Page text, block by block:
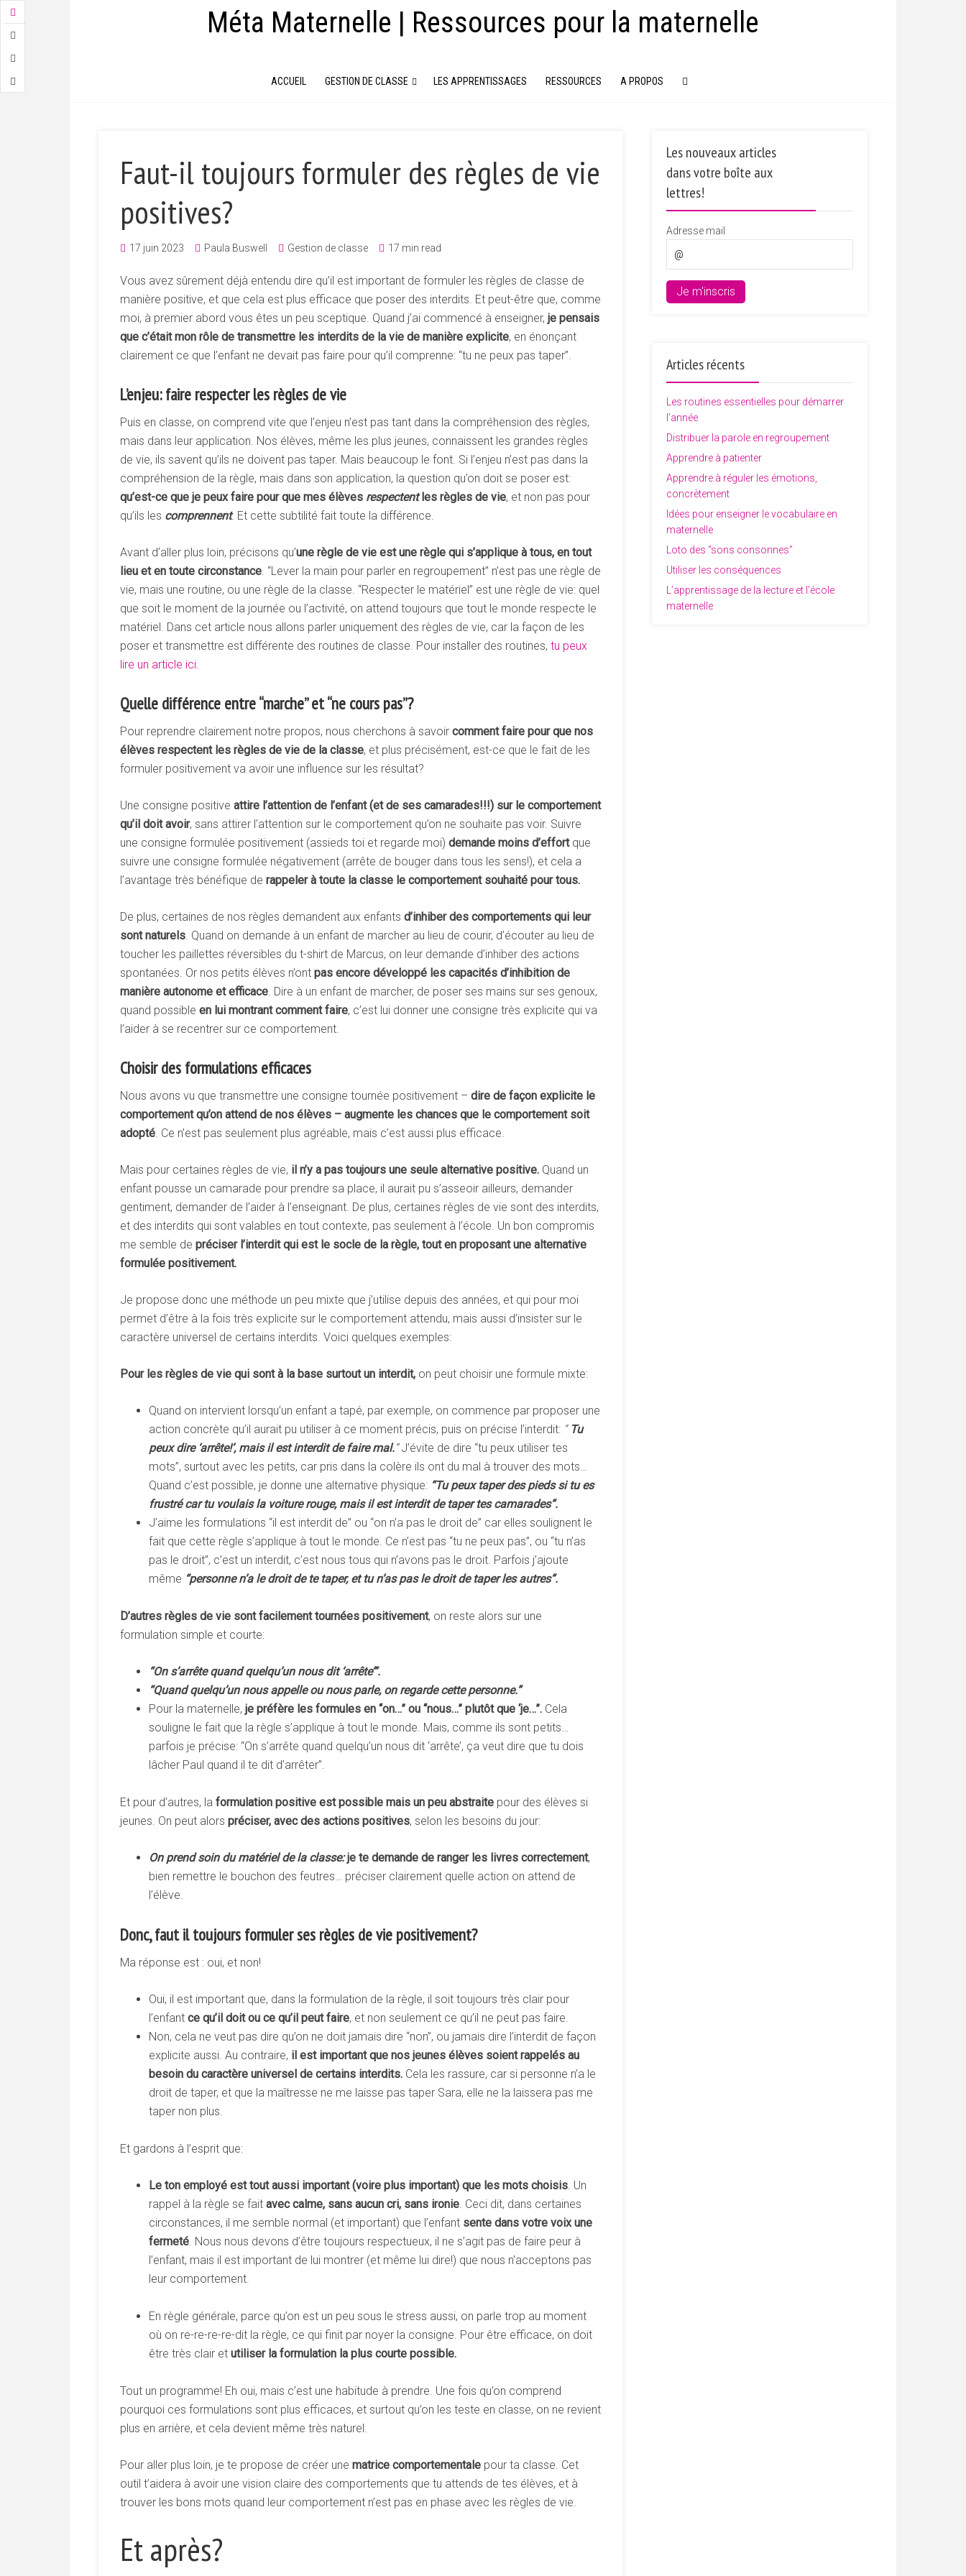
Méta Maternelle | Ressources pour la maternelle
ACCUEIL GESTION DE CLASSE LES APPRENTISSAGES RESSOURCES A PROPOS
Faut-il toujours formuler des règles de vie
positives?
17 juin 2023 Paula Buswell Gestion de classe 17 min read
Vous avez sûrement déjà entendu dire qu’il est important de formuler les règles de classe de
manière positive, et que cela est plus efficace que poser des interdits. Et peut-être que, comme
moi, à premier abord vous êtes un peu sceptique. Quand j’ai commencé à enseigner, je pensais
que c’était mon rôle de transmettre les interdits de la vie de manière explicite, en énonçant
clairement ce que l’enfant ne devait pas faire pour qu’il comprenne: “tu ne peux pas taper”.
L’enjeu: faire respecter les règles de vie
Puis en classe, on comprend vite que l’enjeu n’est pas tant dans la compréhension des règles,
mais dans leur application. Nos élèves, même les plus jeunes, connaissent les grandes règles
de vie, ils savent qu’ils ne doivent pas taper. Mais beaucoup le font. Si l’enjeu n’est pas dans la
compréhension de la règle, mais dans son application, la question qu’on doit se poser est:
qu’est-ce que je peux faire pour que mes élèves respectentles règles de vie, et non pas pour
qu’ils les comprennent. Et cette subtilité fait toute la différence.
Avant d’aller plus loin, précisons qu’une règle de vie est une règle qui s’applique à tous, en tout
lieu et en toute circonstance. “Lever la main pour parler en regroupement” n’est pas une règle de
vie, mais une routine, ou une règle de la classe. “Respecter le matériel” est une règle de vie: quel
que soit le moment de la journée ou l’activité, on attend toujours que tout le monde respecte le
matériel. Dans cet article nous allons parler uniquement des règles de vie, car la façon de les
poser et transmettre est différente des routines de classe. Pour installer des routines, tu peux
lire un article ici.
Quelle différence entre “marche” et “ne cours pas”?
Pour reprendre clairement notre propos, nous cherchons à savoir comment faire pour que nos
élèves respectent les règles de vie de la classe, et plus précisément, est-ce que le fait de les
formuler positivement va avoir une influence sur les résultat?
Une consigne positive attire l’attention de l’enfant (et de ses camarades!!!) sur le comportement
qu’il doit avoir, sans attirer l’attention sur le comportement qu’on ne souhaite pas voir. Suivre
une consigne formulée positivement (assieds toi et regarde moi) demande moins d’effort que
suivre une consigne formulée négativement (arrête de bouger dans tous les sens!), et cela a
l’avantage très bénéfique de rappeler à toute la classe le comportement souhaité pour tous.
De plus, certaines de nos règles demandent aux enfants d’inhiber des comportements qui leur
sont naturels. Quand on demande à un enfant de marcher au lieu de courir, d’écouter au lieu de
toucher les paillettes réversibles du t-shirt de Marcus, on leur demande d’inhiber des actions
spontanées. Or nos petits élèves n’ont pas encore développé les capacités d’inhibition de
manière autonome et efficace. Dire à un enfant de marcher, de poser ses mains sur ses genoux,
quand possible en lui montrant comment faire, c’est lui donner une consigne très explicite qui va
l’aider à se recentrer sur ce comportement.
Choisir des formulations efficaces
Nous avons vu que transmettre une consigne tournée positivement – dire de façon explicite le
comportement qu’on attend de nos élèves – augmente les chances que le comportement soit
adopté. Ce n’est pas seulement plus agréable, mais c’est aussi plus efficace.
Mais pour certaines règles de vie, il n’y a pas toujours une seule alternative positive. Quand un
enfant pousse un camarade pour prendre sa place, il aurait pu s’asseoir ailleurs, demander
gentiment, demander de l’aider à l’enseignant. De plus, certaines règles de vie sont des interdits,
et des interdits qui sont valables en tout contexte, pas seulement à l’école. Un bon compromis
me semble de préciser l’interdit qui est le socle de la règle, tout en proposant une alternative
formulée positivement.
Je propose donc une méthode un peu mixte que j’utilise depuis des années, et qui pour moi
permet d’être à la fois très explicite sur le comportement attendu, mais aussi d’insister sur le
caractère universel de certains interdits. Voici quelques exemples:
Pour les règles de vie qui sont à la base surtout un interdit, on peut choisir une formule mixte:
Quand on intervient lorsqu’un enfant a tapé, par exemple, on commence par proposer une
action concrète qu’il aurait pu utiliser à ce moment précis, puis on précise l’interdit: “ Tu
peux dire ‘arrête!’, mais il est interdit de faire mal.”J’évite de dire “tu peux utiliser tes
mots”, surtout avec les petits, car pris dans la colère ils ont du mal à trouver des mots…
Quand c’est possible, je donne une alternative physique: “Tu peux taper des pieds si tu es
frustré car tu voulais la voiture rouge, mais il est interdit de taper tes camarades”.
J’aime les formulations “il est interdit de” ou “on n’a pas le droit de” car elles soulignent le
fait que cette règle s’applique à tout le monde. Ce n’est pas “tu ne peux pas”, ou “tu n’as
pas le droit”, c’est un interdit, c’est nous tous qui n’avons pas le droit. Parfois j’ajoute
même “personne n’a le droit de te taper, et tu n’as pas le droit de taper les autres”.
D’autres règles de vie sont facilement tournées positivement, on reste alors sur une
formulation simple et courte:
“On s’arrête quand quelqu’un nous dit ‘arrête’”.
“Quand quelqu’un nous appelle ou nous parle, on regarde cette personne.”
Pour la maternelle, je préfère les formules en “on…” ou “nous…” plutôt que ‘je…”. Cela
souligne le fait que la règle s’applique à tout le monde. Mais, comme ils sont petits…
parfois je précise: “On s’arrête quand quelqu’un nous dit ‘arrête’, ça veut dire que tu dois
lâcher Paul quand il te dit d’arrêter”.
Et pour d’autres, la formulation positive est possible mais un peu abstraite pour des élèves si
jeunes. On peut alors préciser, avec des actions positives, selon les besoins du jour:
On prend soin du matériel de la classe: je te demande de ranger les livres correctement,
bien remettre le bouchon des feutres… préciser clairement quelle action on attend de
l’élève.
Donc, faut il toujours formuler ses règles de vie positivement?
Ma réponse est : oui, et non!
Oui, il est important que, dans la formulation de la règle, il soit toujours très clair pour
l’enfant ce qu’il doit ou ce qu’il peut faire, et non seulement ce qu’il ne peut pas faire.
Non, cela ne veut pas dire qu’on ne doit jamais dire “non”, ou jamais dire l’interdit de façon
explicite aussi. Au contraire, il est important que nos jeunes élèves soient rappelés au
besoin du caractère universel de certains interdits. Cela les rassure, car si personne n’a le
droit de taper, et que la maîtresse ne me laisse pas taper Sara, elle ne la laissera pas me
taper non plus.
Et gardons à l’esprit que:
Le ton employé est tout aussi important (voire plus important) que les mots choisis. Un
rappel à la règle se fait avec calme, sans aucun cri, sans ironie. Ceci dit, dans certaines
circonstances, il me semble normal (et important) que l’enfant sente dans votre voix une
fermeté. Nous nous devons d’être toujours respectueux, il ne s’agit pas de faire peur à
l’enfant, mais il est important de lui montrer (et même lui dire!) que nous n’acceptons pas
leur comportement.
En règle générale, parce qu’on est un peu sous le stress aussi, on parle trop au moment
où on re-re-re-re-dit la règle, ce qui finit par noyer la consigne. Pour être efficace, on doit
être très clair et utiliser la formulation la plus courte possible.
Tout un programme! Eh oui, mais c’est une habitude à prendre. Une fois qu’on comprend
pourquoi ces formulations sont plus efficaces, et surtout qu’on les teste en classe, on ne revient
plus en arrière, et cela devient même très naturel.
Pour aller plus loin, je te propose de créer une matrice comportementale pour ta classe. Cet
outil t’aidera à avoir une vision claire des comportements que tu attends de tes élèves, et à
trouver les bons mots quand leur comportement n’est pas en phase avec les règles de vie.
Et après?
Les nouveaux articles
dans votre boîte aux
lettres!
Adresse mail
Articles récents
Les routines essentielles pour démarrer
l’année
Distribuer la parole en regroupement
Apprendre à patienter
Apprendre à réguler les émotions,
concrètement
Idées pour enseigner le vocabulaire en
maternelle
Loto des “sons consonnes”
Utiliser les conséquences
L’apprentissage de la lecture et l’école
maternelle